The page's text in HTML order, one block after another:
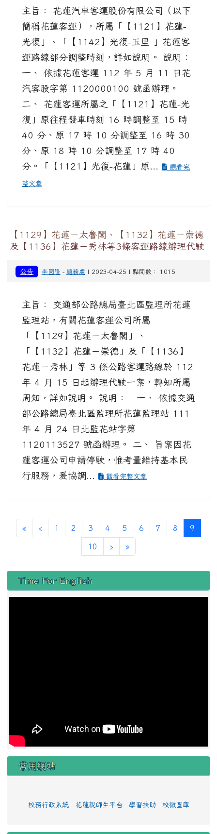
主旨： 花蓮汽車客運股份有限公司（以下
簡稱花蓮客運），所屬「【1121】花蓮-
光復」、「【1142】光復-玉里 」花蓮客
運路線部分調整時刻，詳如說明。 說明：
一、 依據花蓮客運 112 年 5 月 11 日花
汽客股字第 1120000100 號函辦理。
二、 花蓮客運所屬之「【1121】花蓮-光
復」原往程發車時刻 16 時調整至 15 時
40 分、原 17 時 10 分調整至 16 時 30
分、原 18 時 10 分調整至 17 時 40
分。「【1121】光復-花蓮」原...
觀看完
整文章
【1129】花蓮－太魯閣、【1132】花蓮－崇德
及【1136】花蓮－秀林等3條客運路線辦理代駛
公告 李國隆 - 總務處 | 2023-04-25 | 點閱數： 1015
主旨： 交通部公路總局臺北區監理所花蓮
監理站，有關花蓮客運公司所屬
「【1129】花蓮－太魯閣」、
「【1132】花蓮－崇德」及「【1136】
花蓮－秀林」等 3 條公路客運路線於 112
年 4 月 15 日起辦理代駛一案，轉知所屬
周知，詳如說明。 說明： 一、 依據交通
部公路總局臺北區監理所花蓮監理站 111
年 4 月 24 日北監花站字第
1120113527 號函辦理。 二、 旨案因花
蓮客運公司申請停駛，惟考量維持基本民
行服務，爰協調...
觀看完整文章
«第一頁
‹ 上一頁
1 2 3 4 5 6 7 8 9
10 ›下一頁
»最後頁
左邊區域內容
Time For English
常用網站
校務行政系統 花蓮親師生平台 學習扶助 校徽圖庫